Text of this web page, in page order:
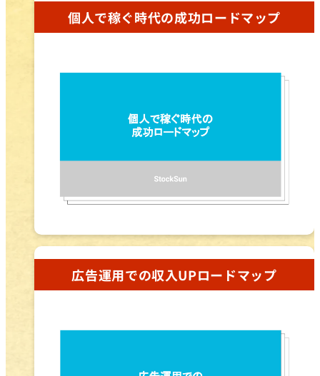
個人で稼ぐ時代の成功ロードマップ
広告運用での収入UPロードマップ